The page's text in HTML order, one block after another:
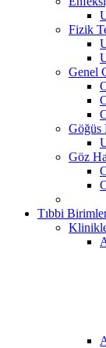
Fizik
Genel
Göğüs
Göz
Tıbbi